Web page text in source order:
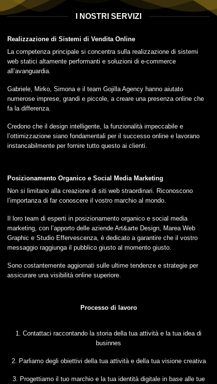
I NOSTRI SERVIZI
Realizzazione di Sistemi di Vendita Online
La competenza principale si concentra sulla realizzazione di sistemi
web statici altamente performanti e soluzioni di e-commerce
all’avanguardia.
Gabriele, Mirko, Simona e il team Gojilla Agency hanno aiutato
numerose imprese, grandi e piccole, a creare una presenza online che
fa la differenza.
Credono che il design intelligente, la funzionalità impeccabile e
l’ottimizzazione siano fondamentali per il successo online e lavorano
instancabilmente per fornire tutto questo ai clienti.
Posizionamento Organico e Social Media Marketing
Non si limitano alla creazione di siti web straordinari. Riconoscono
l’importanza di far conoscere il vostro marchio al mondo.
Il loro team di esperti in posizionamento organico e social media
marketing, con l’apporto delle aziende Art&arte Design, Marea Web
Graphic e Studio Effervescenza, è dedicato a garantire che il vostro
messaggio raggiunga il pubblico giusto al momento giusto.
Sono costantemente aggiornati sulle ultime tendenze e strategie per
assicurare una visibilità online superiore.
Processo di lavoro
1. Contattaci raccontando la storia della tua attività e la tua idea di
businnes
2. Parliamo degli obiettivi della tua attività e della tua visione creativa
3. Progettiamo il tuo marchio e la tua identità digitale in base alle tue